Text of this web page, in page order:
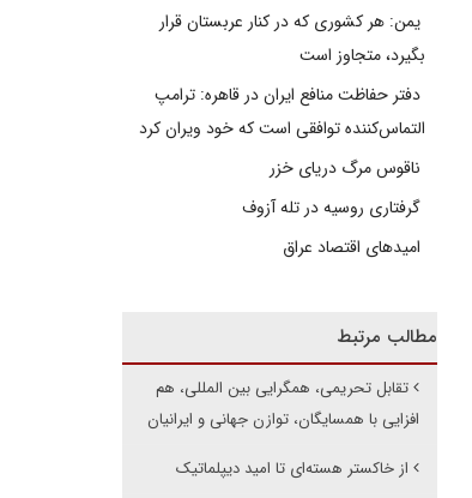
یمن: هر کشوری که در کنار عربستان قرار
بگیرد، متجاوز است
دفتر حفاظت منافع ایران در قاهره: ترامپ
التماس‌کننده توافقی است که خود ویران کرد
ناقوس مرگ دریای خزر
گرفتاری روسیه در تله آزوف
امیدهای اقتصاد عراق
مطالب مرتبط
تقابل تحریمی، همگرایی بین المللی، هم
افزایی با همسایگان، توازن جهانی و ایرانیان
از خاکستر هسته‌ای تا امید دیپلماتیک